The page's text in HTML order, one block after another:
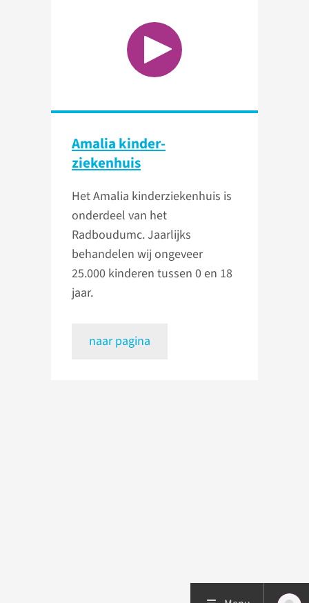
Amalia kinder­
ziekenhuis
Het Amalia kinderziekenhuis is
onderdeel van het
Radboudumc. Jaarlijks
behandelen wij ongeveer
25.000 kinderen tussen 0 en 18
jaar.
naar pagina